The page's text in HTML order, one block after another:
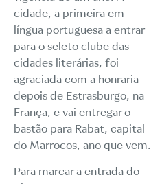
cidade, a primeira em
língua portuguesa a entrar
para o seleto clube das
cidades literárias, foi
agraciada com a honraria
depois de Estrasburgo, na
França, e vai entregar o
bastão para Rabat, capital
do Marrocos, ano que vem.
Para marcar a entrada do